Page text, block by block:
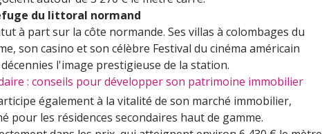
du littoral normand
à part sur la côte normande. Ses villas à colombages du
son casino et son célèbre Festival du cinéma américain
l'image prestigieuse de la station.
: conseils pour développer son patrimoine immobilier
également à la vitalité de son marché immobilier,
pour les résidences secondaires haut de gamme.